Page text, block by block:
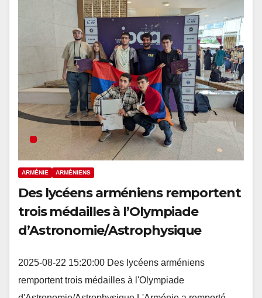
ARMÉNIE ARMÉNIENS
Des lycéens arméniens remportent
trois médailles à l’Olympiade
d’Astronomie/Astrophysique
2025-08-22 15:20:00 Des lycéens arméniens
remportent trois médailles à l'Olympiade